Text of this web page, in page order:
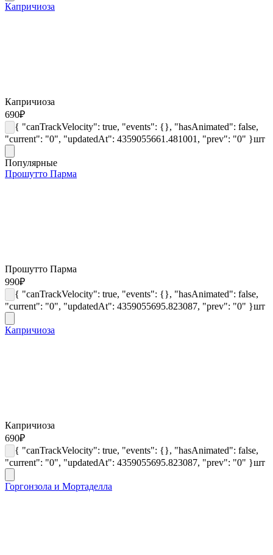
Капричиоза
Капричиоза
690₽
{ "canTrackVelocity": true, "events": {}, "hasAnimated": false,
"current": "0", "updatedAt": 4359055661.481001, "prev": "0" }шт
Популярные
Прошутто Парма
Прошутто Парма
990₽
{ "canTrackVelocity": true, "events": {}, "hasAnimated": false,
"current": "0", "updatedAt": 4359055695.823087, "prev": "0" }шт
Капричиоза
Капричиоза
690₽
{ "canTrackVelocity": true, "events": {}, "hasAnimated": false,
"current": "0", "updatedAt": 4359055695.823087, "prev": "0" }шт
Горгонзола и Мортаделла